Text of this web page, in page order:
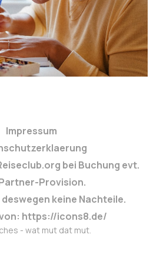
Impressum
bei Buchung evt.
Provision.
keine Nachteile.
https://icons8.de/
- wat mut dat mut.